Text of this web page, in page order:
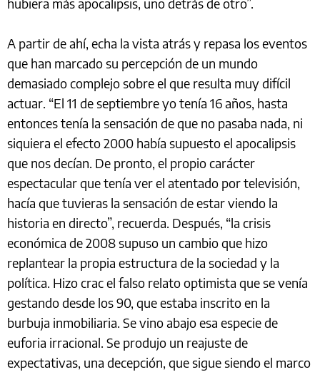
hubiera más apocalipsis, uno detrás de otro”.
A partir de ahí, echa la vista atrás y repasa los eventos
que han marcado su percepción de un mundo
demasiado complejo sobre el que resulta muy difícil
actuar. “El 11 de septiembre yo tenía 16 años, hasta
entonces tenía la sensación de que no pasaba nada, ni
siquiera el efecto 2000 había supuesto el apocalipsis
que nos decían. De pronto, el propio carácter
espectacular que tenía ver el atentado por televisión,
hacía que tuvieras la sensación de estar viendo la
historia en directo”, recuerda. Después, “la crisis
económica de 2008 supuso un cambio que hizo
replantear la propia estructura de la sociedad y la
política. Hizo crac el falso relato optimista que se venía
gestando desde los 90, que estaba inscrito en la
burbuja inmobiliaria. Se vino abajo esa especie de
euforia irracional. Se produjo un reajuste de
expectativas, una decepción, que sigue siendo el marco